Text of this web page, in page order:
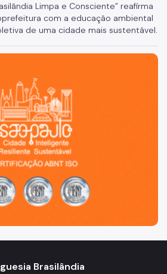
Limpa e Consciente” reafirma
com a educação ambiental
de uma cidade mais sustentável.
resiliente e sustentável
Brasilândia